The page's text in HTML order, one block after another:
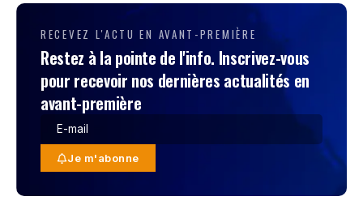
RECEVEZ L'ACTU EN AVANT-PREMIÈRE
Restez à la pointe de l'info. Inscrivez-vous
pour recevoir nos dernières actualités en
avant-première
Je m'abonne